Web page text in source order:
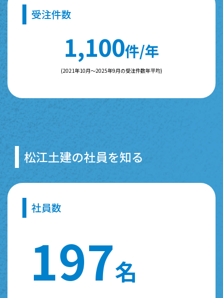
受注件数
1,100件/年
(2021年10月～2025年9月の受注件数年平均)
松江土建の社員を知る
社員数
197名